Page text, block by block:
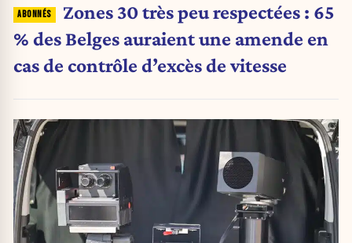
Zones 30 très peu respectées : 65
% des Belges auraient une amende en
cas de contrôle d’excès de vitesse